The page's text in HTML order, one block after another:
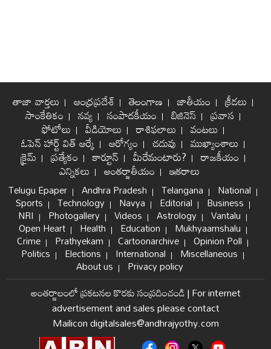
తాజా వార్తలు ఆంధ్రప్రదేశ్ తెలంగాణ జాతీయం క్రీడలు
సాంకేతికం నవ్య సంపాదకీయం బిజినెస్ ప్రవాస
ఫోటోలు వీడియోలు రాశిఫలాలు వంటలు
ఓపెన్ హార్ట్ విత్ ఆర్కే ఆరోగ్యం చదువు ముఖ్యాంశాలు
క్రైమ్ ప్రత్యేకం కార్టూన్ మీరేమంటారు? రాజకీయం
ఎన్నికలు అంతర్జాతీయం ఇతరాలు
Telugu Epaper Andhra Pradesh Telangana National
Sports Technology Navya Editorial Business
NRI Photogallery Videos Astrology Vantalu
Open Heart Health Education Mukhyaamshalu
Crime Prathyekam Cartoonarchive Opinion Poll
Politics Elections International Miscellaneous
About us Privacy policy
అంతర్జాలంలో ప్రకటనల కొరకు సంప్రదించండి|For internet
advertisement and sales please contact
Mailicon digitalsales@andhrajyothy.com